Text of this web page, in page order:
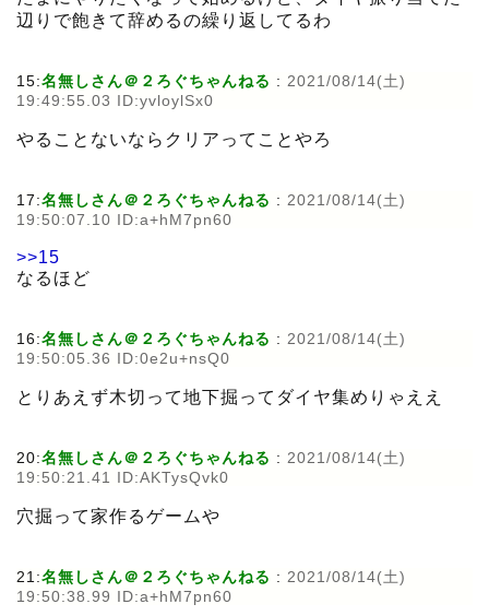
辺りで飽きて辞めるの繰り返してるわ
15:名無しさん＠２ろぐちゃんねる : 2021/08/14(土)
19:49:55.03 ID:yvloylSx0
やることないならクリアってことやろ
17:名無しさん＠２ろぐちゃんねる : 2021/08/14(土)
19:50:07.10 ID:a+hM7pn60
>>15
なるほど
16:名無しさん＠２ろぐちゃんねる : 2021/08/14(土)
19:50:05.36 ID:0e2u+nsQ0
とりあえず木切って地下掘ってダイヤ集めりゃええ
20:名無しさん＠２ろぐちゃんねる : 2021/08/14(土)
19:50:21.41 ID:AKTysQvk0
穴掘って家作るゲームや
21:名無しさん＠２ろぐちゃんねる : 2021/08/14(土)
19:50:38.99 ID:a+hM7pn60